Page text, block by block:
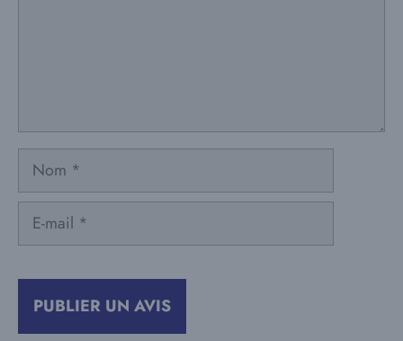
Nom
mail